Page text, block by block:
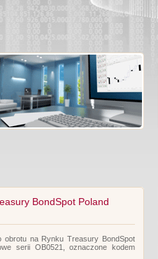
BondSpot Poland
na Rynku Treasury BondSpot
serii OB0521, oznaczone kodem